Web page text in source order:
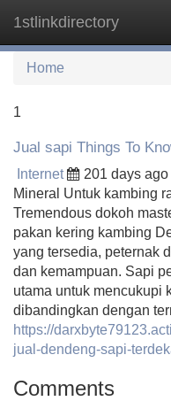
1stlinkdirectory
Home
1
Jual sapi Things To
Internet 201 days ago
Mineral Untuk kambing
Tremendous dokoh
pakan kering kambing
yang tersedia, peternak
dan kemampuan. Sapi
utama untuk mencukupi
dibandingkan dengan
https://
jual-dendeng-sapi-
Comments